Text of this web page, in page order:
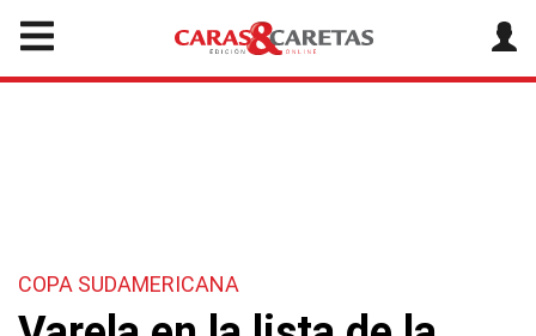
COPA SUDAMERICANA